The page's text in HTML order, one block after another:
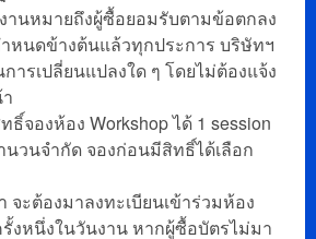
านหมายถึงผู้ซื้อยอมรับตามข้อตกลง
หนดข้างต้นแล้วทุกประการ บริษัทฯ
ารเปลี่ยนแปลงใด ๆ โดยไม่ต้องแจ้ง
จองห้อง Workshop ได้ 1 session
นวนจำกัด จองก่อนมีสิทธิ์ได้เลือก
ะต้องมาลงทะเบียนเข้าร่วมห้อง
งหนึ่งในวันงาน หากผู้ซื้อบัตรไม่มา